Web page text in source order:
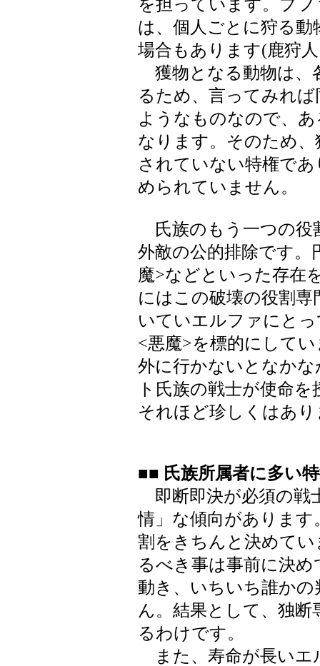
を担っています。プ
は、個人ごとに狩る
場合もあります(鹿狩
獲物となる動物は、
るため、言ってみれ
ようなものなので、
なります。そのため
されていない特権で
められていません。
氏族のもう一つの役
外敵の公的排除です。
魔>などといった存在
にはこの破壊の役割
いていエルファにと
<悪魔>を標的にして
外に行かないとなか
ト氏族の戦士が使命
それほど珍しくはあ
■■ 氏族所属者に多い
即断即決が必須の戦
情」な傾向があります
割をきちんと決めて
るべき事は事前に決
動き、いちいち誰か
ん。結果として、独
るわけです。
また、寿命が長いエ